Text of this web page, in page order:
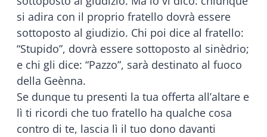
si adira con il proprio fratello dovrà essere
sottoposto al giudizio. Chi poi dice al fratello:
“Stupido”, dovrà essere sottoposto al sinèdrio;
e chi gli dice: “Pazzo”, sarà destinato al fuoco
della Geènna.
Se dunque tu presenti la tua offerta all’altare e
lì ti ricordi che tuo fratello ha qualche cosa
contro di te, lascia lì il tuo dono davanti